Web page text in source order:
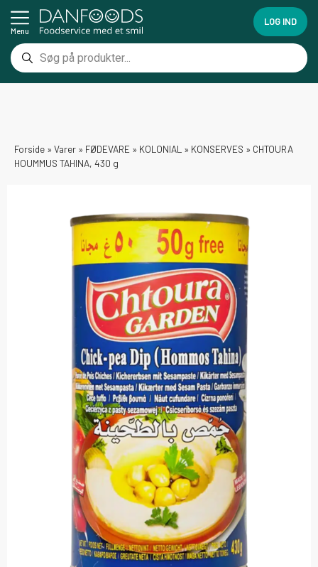
Menu
LOG IND
Forside » Varer » FØDEVARE » KOLONIAL » KONSERVES » CHTOURA
HOUMMUS TAHINA, 430 g